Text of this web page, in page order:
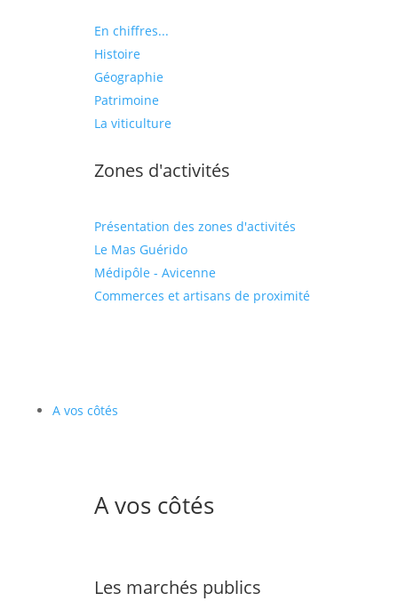
En chiffres...
Histoire
Géographie
Patrimoine
La viticulture
Zones d'activités
Présentation des zones d'activités
Le Mas Guérido
Médipôle - Avicenne
Commerces et artisans de proximité
A vos côtés
A vos côtés
Les marchés publics